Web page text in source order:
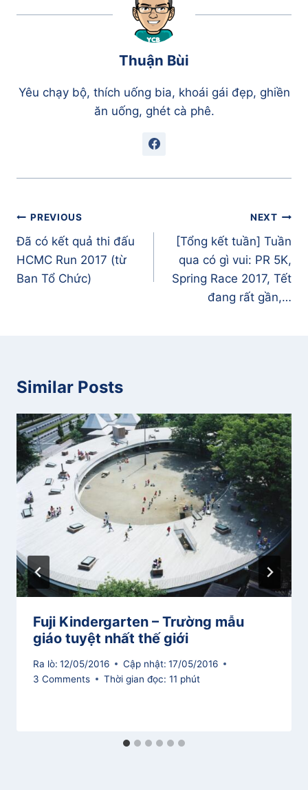
Thuận Bùi
Yêu chạy bộ, thích uống bia, khoái gái đẹp, ghiền
ăn uống, ghét cà phê.
Điều
hướng
bài
viết
PREVIOUS
Đã có kết quả thi đấu
HCMC Run 2017 (từ
Ban Tổ Chức)
NEXT
[Tổng kết tuần] Tuần
qua có gì vui: PR 5K,
Spring Race 2017, Tết
đang rất gần,…
Similar Posts
Fuji Kindergarten – Trường mẫu
giáo tuyệt nhất thế giới
Ra lò: 12/05/2016 Cập nhật: 17/05/2016
3 Comments
Thời gian đọc: 11 phút